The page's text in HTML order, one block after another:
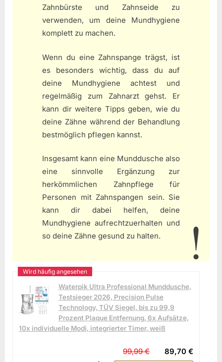
Zahnbürste und Zahnseide zu
verwenden, um deine Mundhygiene
komplett zu machen.
Wenn du eine Zahnspange trägst, ist
es besonders wichtig, dass du auf
deine Mundhygiene achtest und
regelmäßig zum Zahnarzt gehst. Er
kann dir weitere Tipps geben, wie du
deine Zähne während der Behandlung
bestmöglich pflegen kannst.
Insgesamt kann eine Munddusche also
eine sinnvolle Ergänzung zur
herkömmlichen Zahnpflege für
Personen mit Zahnspangen sein. Sie
kann dir dabei helfen, deine
Mundhygiene aufrechtzuerhalten und
so deine Zähne gesund zu halten.
Waterpik Ultra Professional Munddusche,
Testsieger 2026, Precision Pulse
Technology, TÜV Siegel, bis zu 99,9
Prozent Plaque Entfernung, 6x Aufsätze,
10x individuelle Modi, integrierter Timer, weiß
89,70 €
99,99 €